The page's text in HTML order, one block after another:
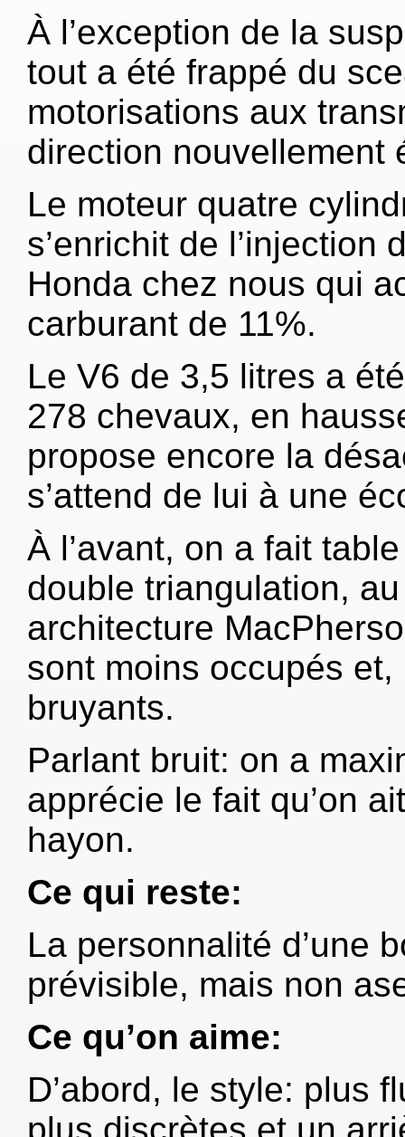
À l’exception de la
tout a été frappé du
motorisations aux
direction nouvellement
Le moteur quatre
s’enrichit de l’injection
Honda chez nous qui
carburant de 11%.
Le V6 de 3,5 litres a
278 chevaux, en
propose encore la
s’attend de lui à une
À l’avant, on a fait
double triangulation,
architecture
sont moins occupés
bruyants.
Parlant bruit: on a
apprécie le fait qu’on
hayon.
Ce qui reste:
La personnalité d’une
prévisible, mais non
Ce qu’on aime:
D’abord, le style: plus